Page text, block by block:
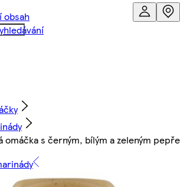
obsah
omáčka s černým, bílým a zeleným